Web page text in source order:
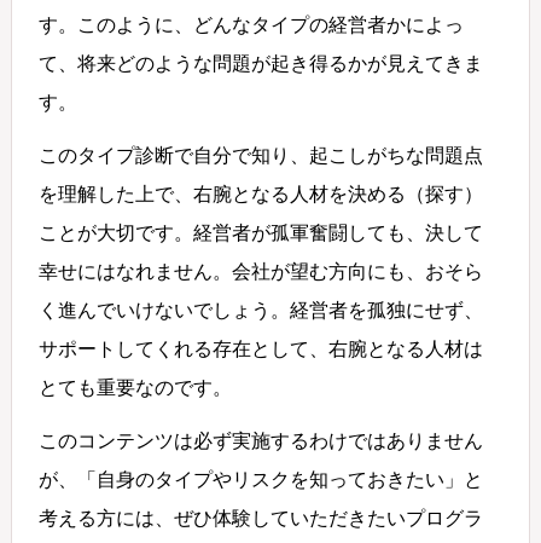
す。このように、どんなタイプの経営者かによっ
て、将来どのような問題が起き得るかが見えてきま
す。
このタイプ診断で自分で知り、起こしがちな問題点
を理解した上で、右腕となる人材を決める（探す）
ことが大切です。経営者が孤軍奮闘しても、決して
幸せにはなれません。会社が望む方向にも、おそら
く進んでいけないでしょう。経営者を孤独にせず、
サポートしてくれる存在として、右腕となる人材は
とても重要なのです。
このコンテンツは必ず実施するわけではありません
が、「自身のタイプやリスクを知っておきたい」と
考える方には、ぜひ体験していただきたいプログラ